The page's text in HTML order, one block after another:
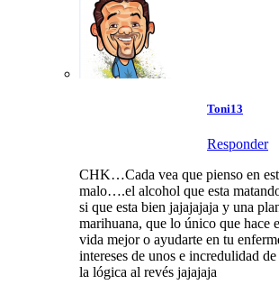
Toni13
Responder
CHK…Cada vea que pienso en
malo….el alcohol que esta
si que esta bien jajajajaja y una
marihuana, que lo único que hace
vida mejor o ayudarte en tu
intereses de unos e incredulidad
la lógica al revés jajajaja